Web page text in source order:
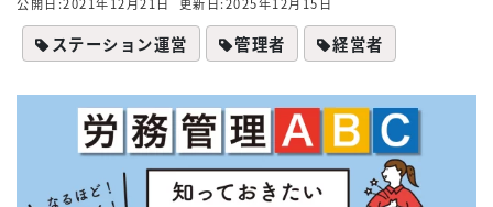
ステーション運営 管理者 経営者